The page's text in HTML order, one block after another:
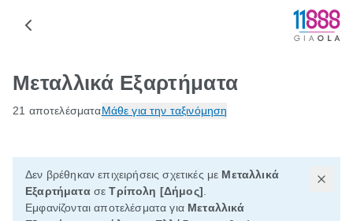
Μεταλλικά Εξαρτήματα
21 αποτελέσματαΜάθε για την ταξινόμηση
Δεν βρέθηκαν επιχειρήσεις σχετικές με Μεταλλικά
ΕξαρτήματασεΤρίπολη [Δήμος]
Εμφανίζονται αποτελέσματα για Μεταλλικά